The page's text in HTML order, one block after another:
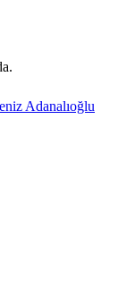
Adanalıoğlu